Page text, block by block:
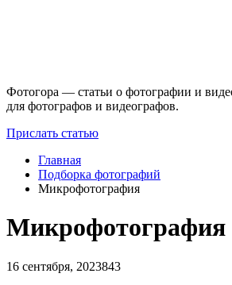
Фотогора — статьи о фотографии и
для фотографов и видеографов.
Прислать статью
Главная
Подборка фотографий
Микрофотография
Микрофотография
16 сентября, 2023843